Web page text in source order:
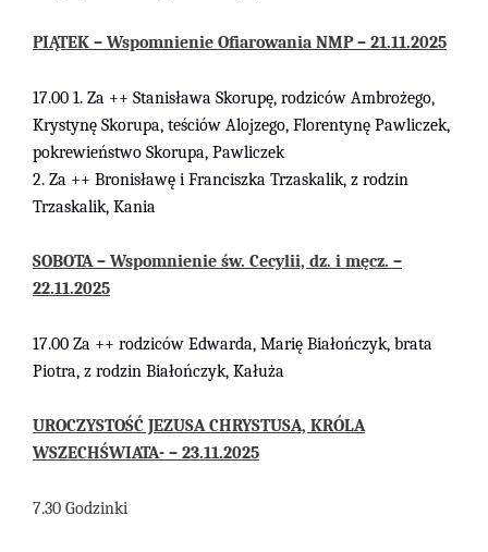
PIĄTEK – Wspomnienie Ofiarowania NMP – 21.11.2025
17.00 1. Za ++ Stanisława Skorupę, rodziców Ambrożego,
Krystynę Skorupa, teściów Alojzego, Florentynę Pawliczek,
pokrewieństwo Skorupa, Pawliczek
2. Za ++ Bronisławę i Franciszka Trzaskalik, z rodzin
Trzaskalik, Kania
SOBOTA – Wspomnienie św. Cecylii, dz. i męcz. –
22.11.2025
17.00 Za ++ rodziców Edwarda, Marię Białończyk, brata
Piotra, z rodzin Białończyk, Kałuża
UROCZYSTOŚĆ JEZUSA CHRYSTUSA, KRÓLA
WSZECHŚWIATA- – 23.11.2025
7.30 Godzinki